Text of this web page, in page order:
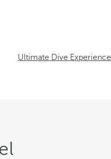
Ultimate Dive Experience